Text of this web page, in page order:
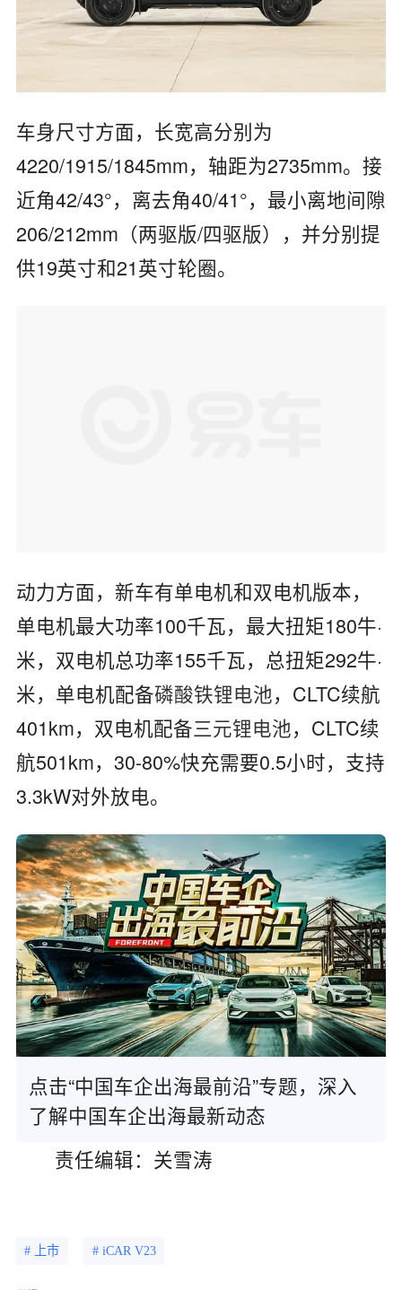
车身尺寸方面，长宽高分别为
4220/1915/1845mm，轴距为2735mm。接
近角42/43°，离去角40/41°，最小离地间隙
206/212mm（两驱版/四驱版），并分别提
供19英寸和21英寸轮圈。
动力方面，新车有单电机和双电机版本，
单电机最大功率100千瓦，最大扭矩180牛·
米，双电机总功率155千瓦，总扭矩292牛·
米，单电机配备磷酸铁锂电池，CLTC续航
401km，双电机配备三元锂电池，CLTC续
航501km，30-80%快充需要0.5小时，支持
3.3kW对外放电。
点击“中国车企出海最前沿”专题，深入
了解中国车企出海最新动态
责任编辑：关雪涛
# 上市 # iCAR V23